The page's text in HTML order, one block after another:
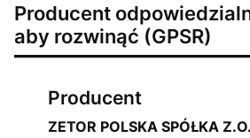
Producent
aby rozwinąć (GPSR)
Producent
ZETOR POLSKA SPÓŁKA